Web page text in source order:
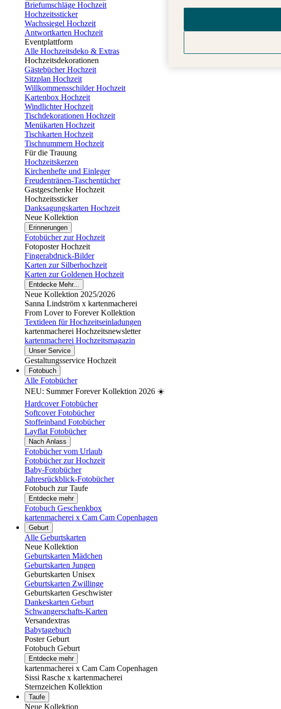
Briefumschläge Hochzeit
Hochzeitssticker
Wachssiegel Hochzeit
Antwortkarten Hochzeit
Eventplattform
Alle Hochzeitsdeko & Extras
Hochzeitsdekorationen
Gästebücher Hochzeit
Sitzplan Hochzeit
Willkommensschilder Hochzeit
Kartenbox Hochzeit
Windlichter Hochzeit
Tischdekorationen Hochzeit
Menükarten Hochzeit
Tischkarten Hochzeit
Tischnummern Hochzeit
Für die Trauung
Hochzeitskerzen
Kirchenhefte und Einleger
Freudentränen-Taschentücher
Gastgeschenke Hochzeit
Hochzeitssticker
Danksagungskarten Hochzeit
Neue Kollektion
Erinnerungen
Fotobücher zur Hochzeit
Fotoposter Hochzeit
Fingerabdruck-Bilder
Karten zur Silberhochzeit
Karten zur Goldenen Hochzeit
Entdecke Mehr...
Neue Kollektion 2025/2026
Sanna Lindström x kartenmacherei
From Lover to Forever Kollektion
Textideen für Hochzeitseinladungen
kartenmacherei Hochzeitsnewsletter
kartenmacherei Hochzeitsmagazin
Unser Service
Gestaltungsservice Hochzeit
Fotobuch
Alle Fotobücher
NEU: Summer Forever Kollektion 2026 ☀️
Hardcover Fotobücher
Softcover Fotobücher
Stoffeinband Fotobücher
Layflat Fotobücher
Nach Anlass
Fotobücher vom Urlaub
Fotobücher zur Hochzeit
Baby-Fotobücher
Jahresrückblick-Fotobücher
Fotobuch zur Taufe
Entdecke mehr
Fotobuch Geschenkbox
kartenmacherei x Cam Cam Copenhagen
Geburt
Alle Geburtskarten
Neue Kollektion
Geburtskarten Mädchen
Geburtskarten Jungen
Geburtskarten Unisex
Geburtskarten Zwillinge
Geburtskarten Geschwister
Dankeskarten Geburt
Schwangerschafts-Karten
Versandextras
Babytagebuch
Poster Geburt
Fotobuch Geburt
Entdecke mehr
kartenmacherei x Cam Cam Copenhagen
Sissi Rasche x kartenmacherei
Sternzeichen Kollektion
Taufe
Neue Kollektion